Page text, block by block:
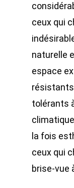
ceux qui
naturelle
espace
tolérants
la fois
ceux qui
brise-vue